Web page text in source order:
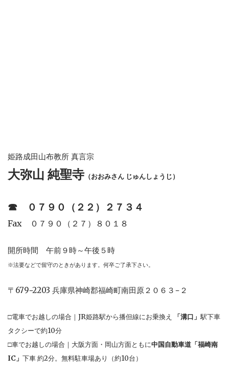
姫路成田山布教所 真言宗
大弥山 純聖寺 （おおみさん じゅんしょうじ）
☎︎ ０７９０（２２）２７３４
Fax ０７９０（２７）８０１８
開所時間 午前９時～午後５時
※法要などで留守のときがあります。何卒ご了承下さい。
〒679−2203 兵庫県神崎郡福崎町南田原２０６３−２
□電車でお越しの場合｜JR姫路駅から播但線にお乗換え 「溝口」駅下車
タクシーで約10分
□車でお越しの場合｜大阪方面・岡山方面ともに中国自動車道「福崎南
IC」 下車 約2分。無料駐車場あり（約10台）